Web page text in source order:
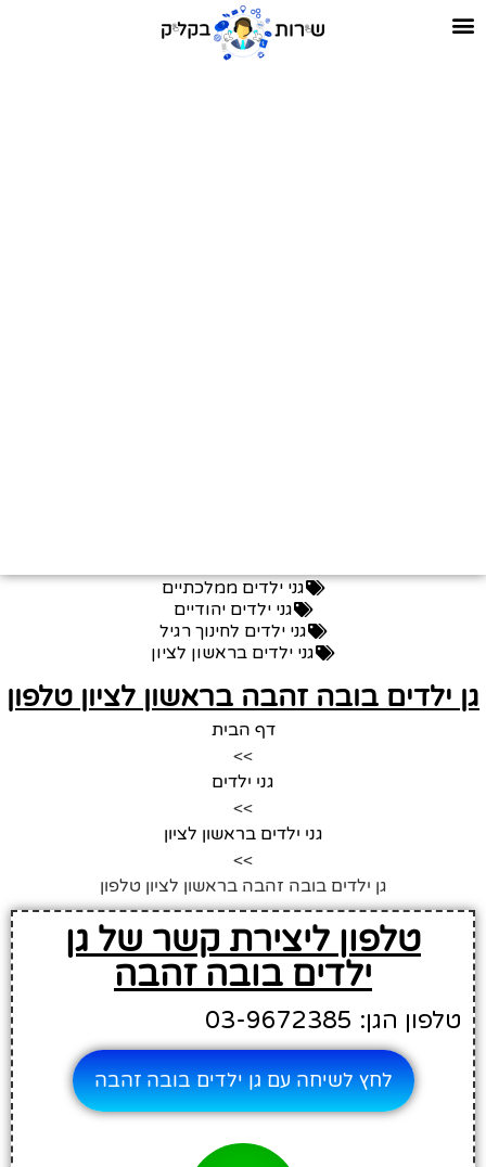
גני ילדים ממלכתיים
גני ילדים יהודיים
גני ילדים לחינוך רגיל
גני ילדים בראשון לציון
ילדים בובה זהבה בראשון לציון טלפון
דף הבית
>>
גני ילדים
>>
גני ילדים בראשון לציון
>>
גן ילדים בובה זהבה בראשון לציון טלפון
טלפון ליצירת קשר של גן
ילדים בובה זהבה
טלפון הגן: 03-9672385
לחץ לשיחה עם גן ילדים בובה זהבה